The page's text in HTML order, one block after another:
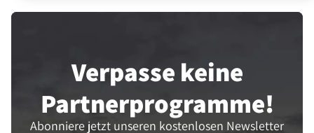
Verpasse keine
Partner­programme!
Abonniere jetzt unseren kostenlosen Newsletter